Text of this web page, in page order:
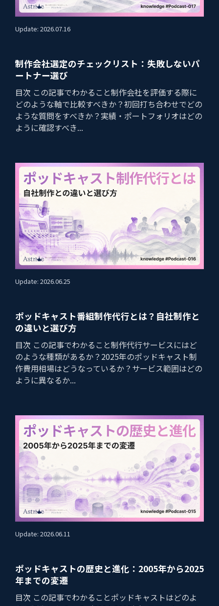
Update: 2026.07.16
制作会社選定のチェックリスト：失敗しないパ
ートナー選び
目次 この記事でわかること制作会社を評価する際に
どのような軸で比較すべきか？初回打ち合わせでどの
ような質問をすべきか？実績・ポートフォリオはどの
ように確認すべき...
Update: 2026.06.25
ポッドキャスト番組制作代行とは？自社制作と
の違いと選び方
目次 この記事でわかること制作代行サービスにはど
のような種類があるか？2025年のポッドキャスト制
作費用相場はどうなっているか？サービス範囲はどの
ように異なるか...
Update: 2026.06.11
ポッドキャストの歴史と進化：2005年から2025
年までの変遷
目次 この記事でわかることポッドキャストはどのよ